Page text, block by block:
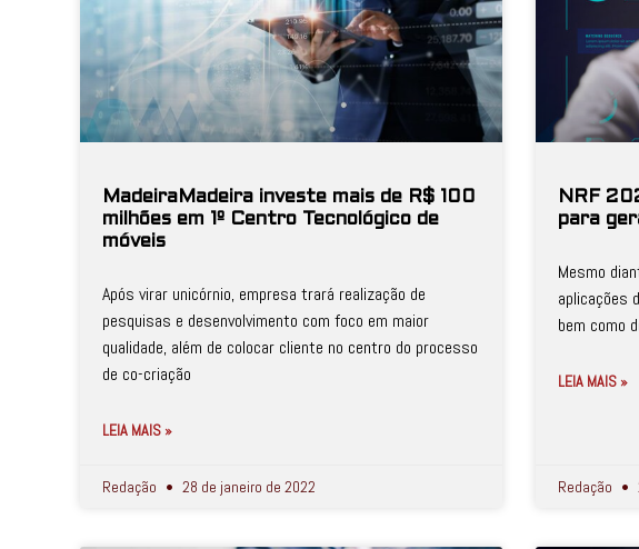
MadeiraMadeira investe mais de R$ 100
milhões em 1º Centro Tecnológico de
móveis
Após virar unicórnio, empresa trará realização de
pesquisas e desenvolvimento com foco em maior
qualidade, além de colocar cliente no centro do processo
de co-criação
LEIA MAIS »
Redação 28 de janeiro de 2022
NRF
para
Mesmo
aplicações
bem como
LEIA MAIS »
Redação